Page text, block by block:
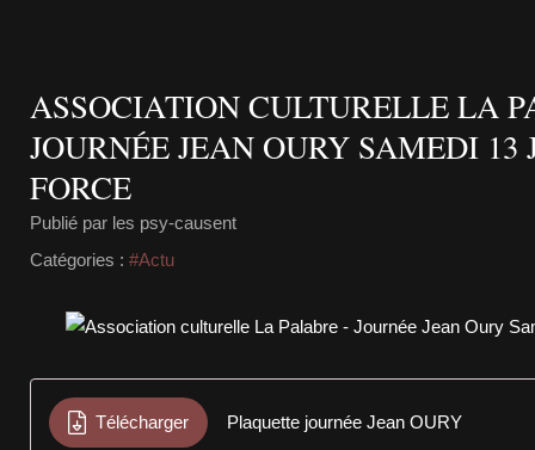
ASSOCIATION CULTURELLE LA
JOURNÉE JEAN OURY SAMEDI
FORCE
Publié par les psy-causent
Catégories : #Actu
Télécharger Plaquette journée Jean OURY